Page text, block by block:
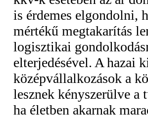
is érdemes elgondolni,
mértékű megtakarítás
logisztikai
elterjedésével. A hazai
középvállalkozások a
lesznek kényszerülve a
ha életben akarnak